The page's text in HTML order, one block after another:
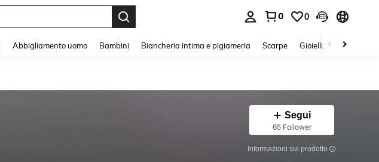
0 0
Abbigliamento uomo Bambini Biancheria intima e pigiameria Scarpe Gioielli E Accessori
Segui
65 Follower
Informazioni sul prodotto